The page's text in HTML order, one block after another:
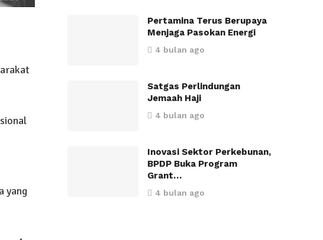
yang
Pertamina Terus Berupaya
Menjaga Pasokan Energi
4 bulan ago
Satgas Perlindungan
Jemaah Haji
4 bulan ago
Inovasi Sektor Perkebunan,
BPDP Buka Program
Grant…
4 bulan ago